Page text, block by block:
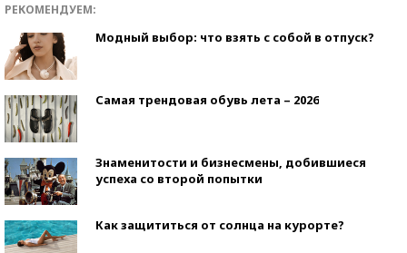
РЕКОМЕНДУЕМ:
Модный выбор: что взять с собой в отпуск?
Самая трендовая обувь лета – 2026
Знаменитости и бизнесмены, добившиеся
успеха со второй попытки
Как защититься от солнца на курорте?